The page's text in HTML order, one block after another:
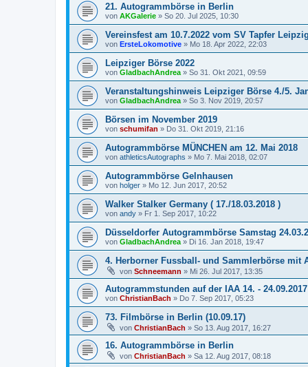
21. Autogrammbörse in Berlin
von AKGalerie » So 20. Jul 2025, 10:30
Vereinsfest am 10.7.2022 vom SV Tapfer Leipzig
von ErsteLokomotive » Mo 18. Apr 2022, 22:03
Leipziger Börse 2022
von GladbachAndrea » So 31. Okt 2021, 09:59
Veranstaltungshinweis Leipziger Börse 4./5.
von GladbachAndrea » So 3. Nov 2019, 20:57
Börsen im November 2019
von schumifan » Do 31. Okt 2019, 21:16
Autogrammbörse MÜNCHEN am 12. Mai 2018
von athleticsAutographs » Mo 7. Mai 2018, 02:07
Autogrammbörse Gelnhausen
von holger » Mo 12. Jun 2017, 20:52
Walker Stalker Germany ( 17./18.03.2018 )
von andy » Fr 1. Sep 2017, 10:22
Düsseldorfer Autogrammbörse Samstag
von GladbachAndrea » Di 16. Jan 2018, 19:47
4. Herborner Fussball- und Sammlerbörse mit
von Schneemann » Mi 26. Jul 2017, 13:35
Autogrammstunden auf der IAA 14. -
von ChristianBach » Do 7. Sep 2017, 05:23
73. Filmbörse in Berlin (10.09.17)
von ChristianBach » So 13. Aug 2017, 16:27
16. Autogrammbörse in Berlin
von ChristianBach » Sa 12. Aug 2017, 08:18